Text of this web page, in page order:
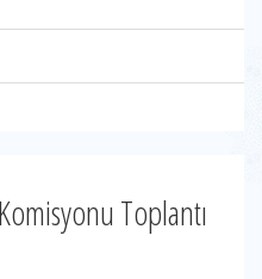
Toplantı